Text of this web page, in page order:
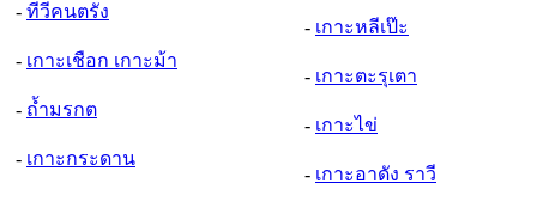
- ทีวีคนตรัง
- เกาะเชือก เกาะม้า
- ถ้ำมรกต
- เกาะกระดาน
- เกาะหลีเป๊ะ
- เกาะตะรุเตา
- เกาะไข่
- เกาะอาดัง ราวี